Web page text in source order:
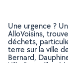
Une urgence ?
AlloVoisins,
déchets,
terre sur la ville
Bernard,